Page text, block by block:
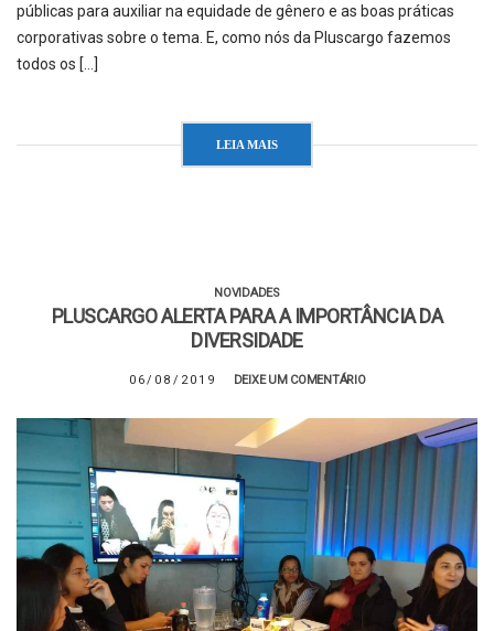
públicas para auxiliar na equidade de gênero e as boas práticas
corporativas sobre o tema. E, como nós da Pluscargo fazemos
todos os […]
LEIA MAIS
NOVIDADES
PLUSCARGO ALERTA PARA A IMPORTÂNCIA DA
DIVERSIDADE
06/08/2019 DEIXE UM COMENTÁRIO